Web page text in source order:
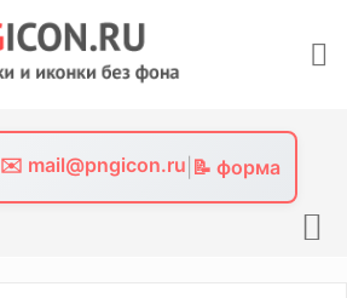
✉️ mail@pngicon.ru 📝 форма